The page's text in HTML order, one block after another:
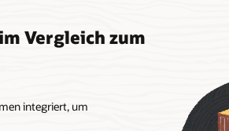
Vergleich zum
integriert, um